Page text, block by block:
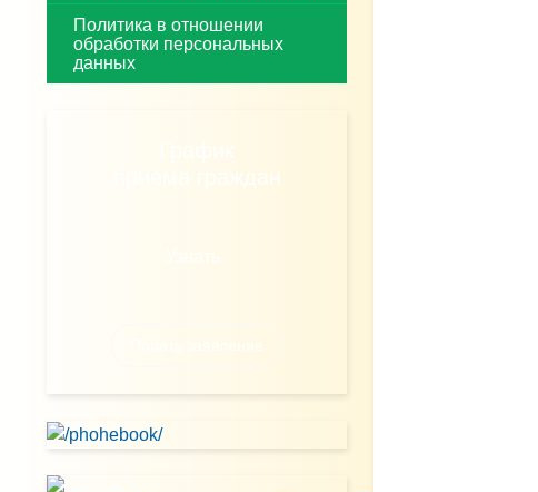
Политика в отношении
обработки персональных
данных
приема граждан
Подать заявление